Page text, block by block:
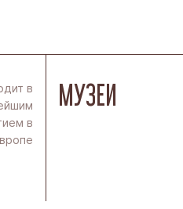
в
в
МУЗЕИ